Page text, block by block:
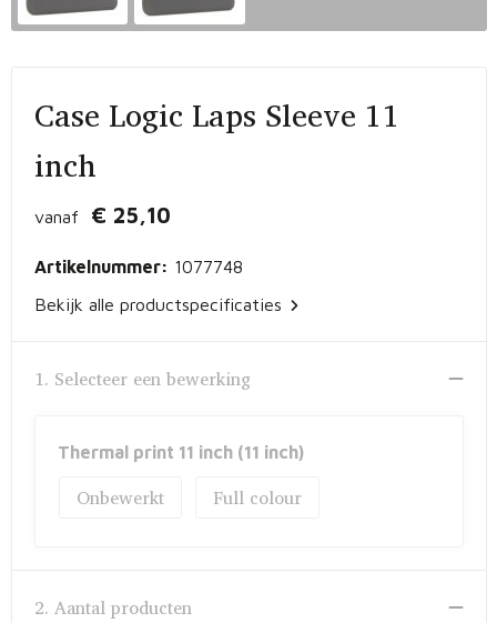
Vrije tijd en Strand
Schrijfwaren
Waterflessen
Kids & games
Themapakketten
Peuters en Baby's
Gilets
Polo's
Documententassen
Sporttassen
Draagtassen
Lunchtassen
Matrozentassen
Tablettassen
Fietstassen
Toilettassen
Case Logic Laps Sleeve 11
inch
vanaf € 25,10
Artikelnummer: 1077748
Bekijk alle productspecificaties
1. Selecteer een bewerking
Thermal print 11 inch (11 inch)
Onbewerkt Full colour
2. Aantal producten